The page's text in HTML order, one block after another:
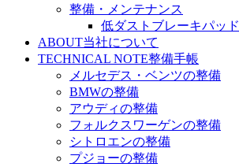
整備・メンテナンス
低ダストブレーキパッド
ABOUT当社について
TECHNICAL NOTE整備手帳
メルセデス・ベンツの整備
BMWの整備
アウディの整備
フォルクスワーゲンの整備
シトロエンの整備
プジョーの整備